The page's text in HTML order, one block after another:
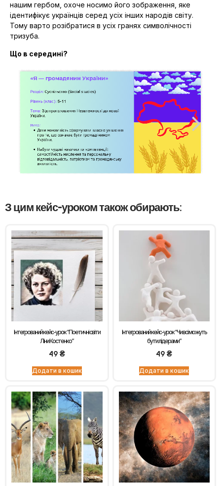
нашим гербом, охоче носимо його зображення, яке
ідентифікує українців серед усіх інших народів світу.
Тому варто розібратися в усіх гранях символічності
тризуба.
Що в середині?
З цим кейс-уроком також обирають:
Інтегрований кейс-урок “Поетичні світи
Ліни Костенко”
49 ₴
Додати в кошик
Інтегрований кейс-урок “Чи всі можуть
бути лідерами”
49₴
Додати в кошик